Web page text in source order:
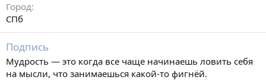
Город
СПб
Подпись
Мудрость — это когда все чаще начинаешь ловить себя
на мысли, что занимаешься какой-то фигнёй.